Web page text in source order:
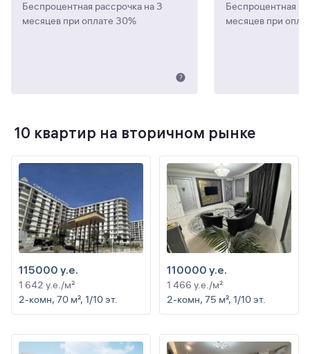
Беспроцентная рассрочка на 3
месяцев при оплате 30%
Беспроцентная
месяцев при
10 квартир на вторичном рынке
115000 y.e.
1 642 y.e./м²
2-комн, 70 м², 1/10 эт.
110000 y.e.
1 466 y.e./м²
2-комн, 75 м², 1/10 эт.